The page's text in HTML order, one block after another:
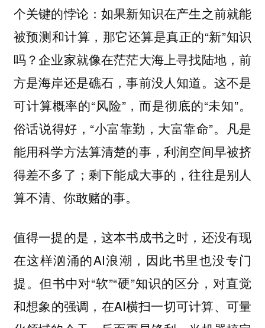
个关键的悖论：如果新知识在产生之前就能
被预测和计算，那它还算是真正的“新”知识
吗？企业家就像在茫茫大海上寻找陆地，前
方是海岸还是礁石，事前没人知道。这不是
可计算概率的“风险”，而是彻底的“未知”。
俗话说得好，“小富靠勤，大富靠命”。凡是
能用科学方法算清楚的事，利润空间早被挤
得差不多了；剩下能成大事的，往往是别人
算不清、你敢赌的事。
值得一提的是，这本书成书之时，还没有现
在这样汹涌的AI浪潮，因此书里也没专门
提。但书中对“软”“硬”知识的区分，对直觉
和想象的强调，在AI横扫一切可计算、可量